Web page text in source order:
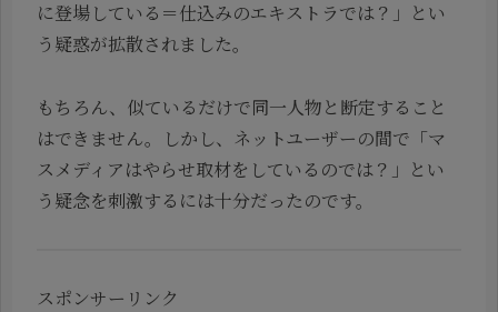
に登場している＝仕込みのエキストラでは？」とい
う疑惑が拡散されました。
もちろん、似ているだけで同一人物と断定すること
はできません。しかし、ネットユーザーの間で「マ
スメディアはやらせ取材をしているのでは？」とい
う疑念を刺激するには十分だったのです。
スポンサーリンク